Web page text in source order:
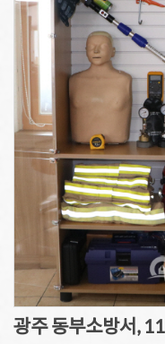
광주 동부소방서,